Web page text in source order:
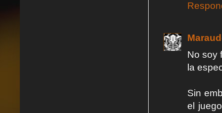
No soy
la
Sin
el